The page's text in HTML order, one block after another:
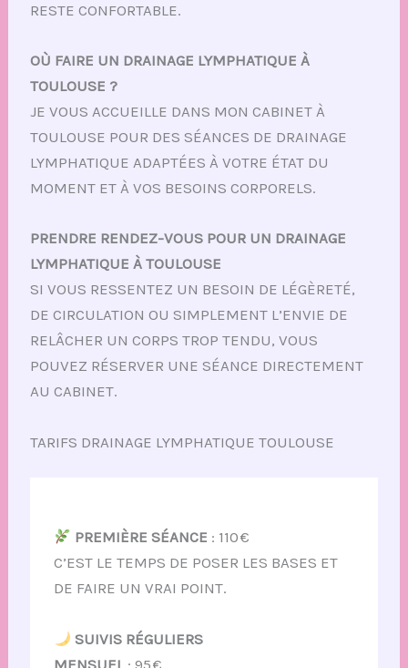
RESTE CONFORTABLE.
OÙ FAIRE UN DRAINAGE LYMPHATIQUE À
TOULOUSE ?
JE VOUS ACCUEILLE DANS MON CABINET À
TOULOUSE POUR DES SÉANCES DE DRAINAGE
LYMPHATIQUE ADAPTÉES À VOTRE ÉTAT DU
MOMENT ET À VOS BESOINS CORPORELS.
PRENDRE RENDEZ-VOUS POUR UN DRAINAGE
LYMPHATIQUE À TOULOUSE
SI VOUS RESSENTEZ UN BESOIN DE LÉGÈRETÉ,
DE CIRCULATION OU SIMPLEMENT L’ENVIE DE
RELÂCHER UN CORPS TROP TENDU, VOUS
POUVEZ RÉSERVER UNE SÉANCE DIRECTEMENT
AU CABINET.
TARIFS DRAINAGE LYMPHATIQUE TOULOUSE
PREMIÈRE SÉANCE : 110 €
C’EST LE TEMPS DE POSER LES BASES ET
DE FAIRE UN VRAI POINT.
SUIVIS RÉGULIERS